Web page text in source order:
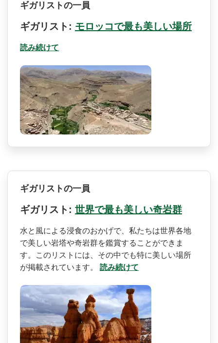
ギガリストの一員
ギガリスト: モロッコで最も美しい場所
読み続けて
ギガリストの一員
ギガリスト: 世界で最も美しい奇岩群
水と風による浸食のおかげで­、私たちは世界各地
で美しい岩塔や奇岩群を鑑賞する­ことができま
す。このリストには、その中でも特に美­しい場所
が掲載されています。 読み続けて